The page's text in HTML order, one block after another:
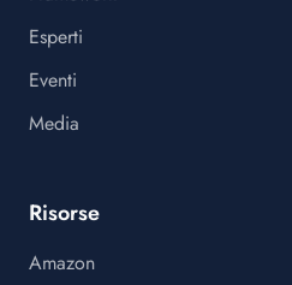
Esperti
Eventi
Media
Risorse
Amazon